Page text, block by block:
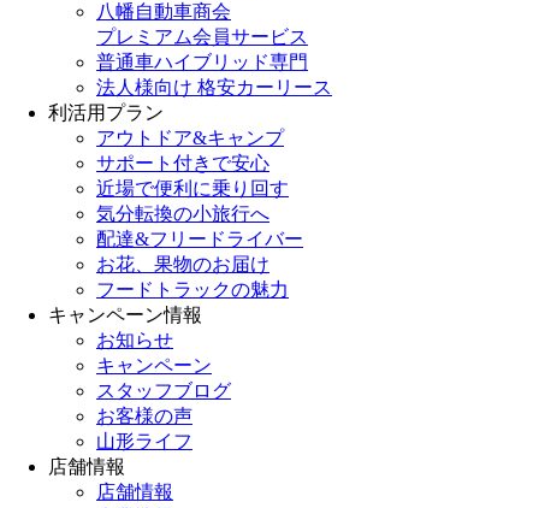
八幡自動車商会
プレミアム会員サービス
普通車ハイブリッド専門
法人様向け 格安カーリース
利活用プラン
アウトドア&キャンプ
サポート付きで安心
近場で便利に乗り回す
気分転換の小旅行へ
配達&フリードライバー
お花、果物のお届け
フードトラックの魅力
キャンペーン情報
お知らせ
キャンペーン
スタッフブログ
お客様の声
山形ライフ
店舗情報
店舗情報